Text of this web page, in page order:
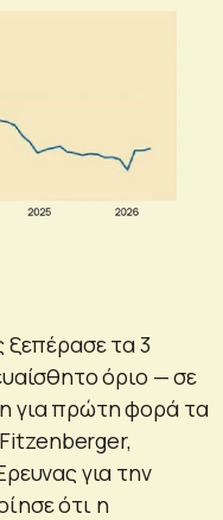
ξεπέρασε τα 3
όριο — σε
για πρώτη φορά τα
για την
ότι η